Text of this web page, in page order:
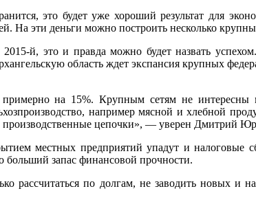
это будет уже хороший результат для
На эти деньги можно построить несколько
й, это и правда можно будет назвать
область ждет экспансия крупных
на 15%. Крупным сетям не интересны
например мясной и хлебной
производственные цепочки», — уверен Дмитрий
местных предприятий упадут и налоговые
запас финансовой прочности.
рассчитаться по долгам, не заводить новых и